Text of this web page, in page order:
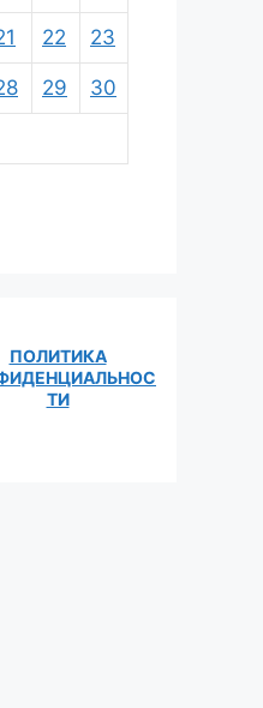
22 23
29 30
ПОЛИТИКА
ТИ